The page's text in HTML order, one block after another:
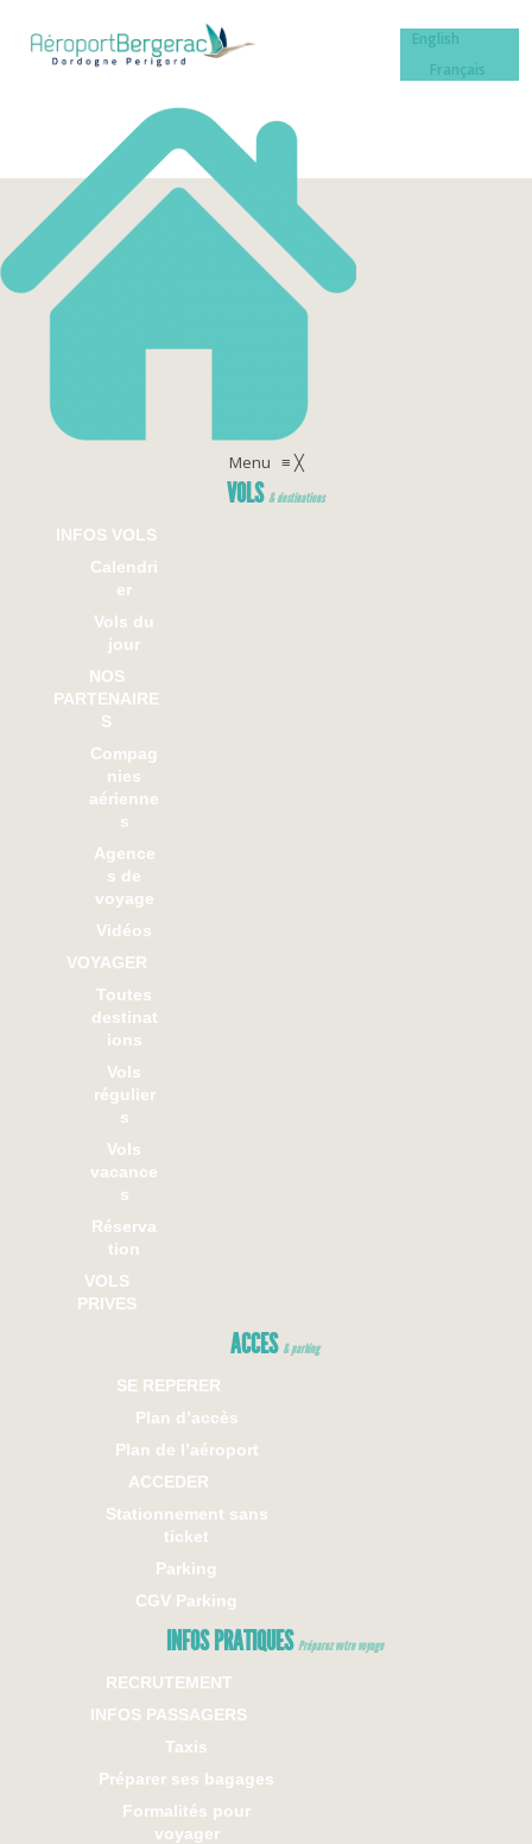
English
Français
Menu ≡╳
VOLS & destinations
INFOS VOLS
Calendri
er
Vols du
jour
NOS
PARTENAIRE
S
Compag
nies
aérienne
s
Agence
s de
voyage
Vidéos
VOYAGER
Toutes
destinat
ions
Vols
régulier
s
Vols
vacance
s
Réserva
tion
VOLS
PRIVES
ACCES & parking
SE REPERER
Plan d’accès
Plan de l’aéroport
ACCEDER
Stationnement sans
ticket
Parking
CGV Parking
INFOS PRATIQUES Préparez votre voyage
RECRUTEMENT
INFOS PASSAGERS
Taxis
Préparer ses bagages
Formalités pour
voyager